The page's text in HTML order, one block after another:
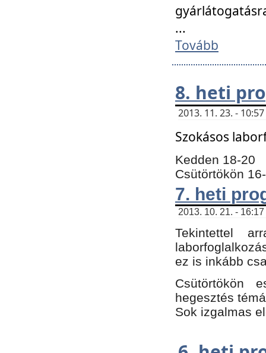
...
Tovább
8. heti
2013. 11. 23. -
Szokásos
Kedden 18-20
Csütörtökön
7. heti
2013. 10. 21. -
Tekintettel
ez is inkább
Csütörtökön
hegesztés
Sok izgalmas